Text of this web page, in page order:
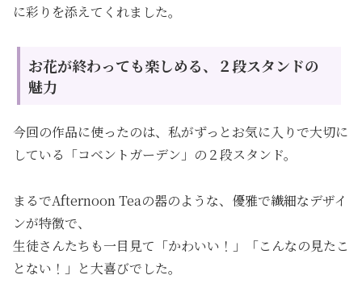
に彩りを添えてくれました。
お花が終わっても楽しめる、２段スタンドの
魅力
今回の作品に使ったのは、私がずっとお気に入りで大切に
している「コベントガーデン」の２段スタンド。
まるでAfternoon Teaの器のような、優雅で繊細なデザイ
ンが特徴で、
生徒さんたちも一目見て「かわいい！」「こんなの見たこ
とない！」と大喜びでした。